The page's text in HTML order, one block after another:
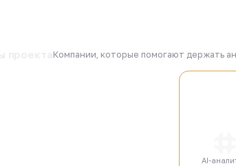
Компании, которые помогают держать
AI-